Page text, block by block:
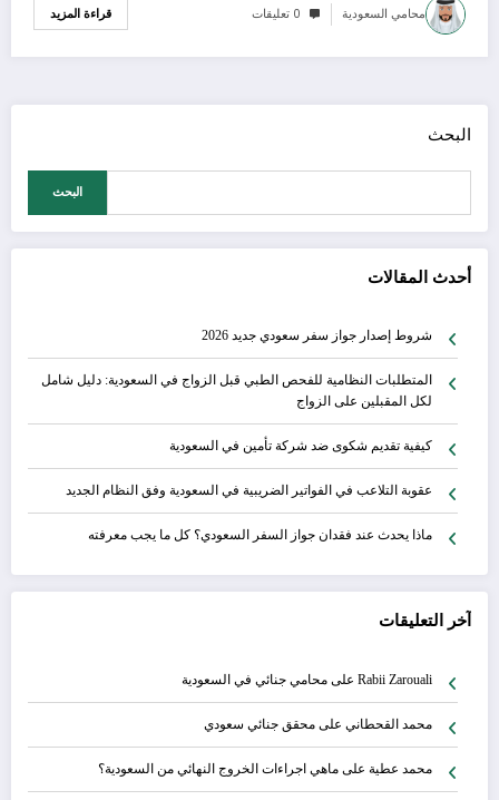
محامي السعودية 0 تعليقات قراءة المزيد
البحث
البحث
أحدث المقالات
شروط إصدار جواز سفر سعودي جديد 2026
المتطلبات النظامية للفحص الطبي قبل الزواج في السعودية: دليل شامل
لكل المقبلين على الزواج
كيفية تقديم شكوى ضد شركة تأمين في السعودية
عقوبة التلاعب في الفواتير الضريبية في السعودية وفق النظام الجديد
ماذا يحدث عند فقدان جواز السفر السعودي؟ كل ما يجب معرفته
آخر التعليقات
Rabii Zarouali على محامي جنائي في السعودية
محمد القحطاني على محقق جنائي سعودي
محمد عطية على ماهي اجراءات الخروج النهائي من السعودية؟